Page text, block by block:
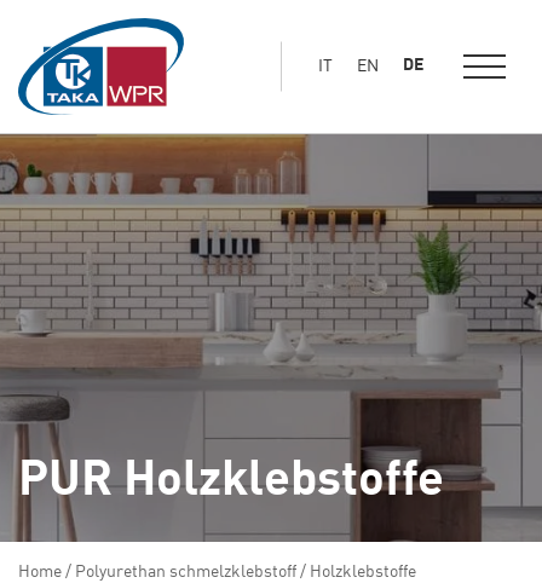
springen
IT EN DE
PUR Holzklebstoffe
Home / Polyurethan schmelzklebstoff / Holzklebstoffe